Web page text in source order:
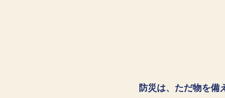
防災は、ただ物を備